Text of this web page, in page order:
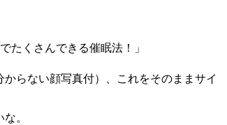
たくさんできる催眠法！」
らない顔写真付）、これをそのままサイ
。